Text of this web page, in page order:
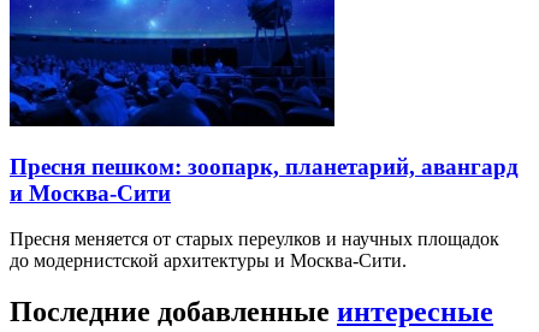
Пресня пешком: зоопарк, планетарий, авангард
и Москва-Сити
Пресня меняется от старых переулков и научных площадок
до модернистской архитектуры и Москва-Сити.
Последние добавленные интересные